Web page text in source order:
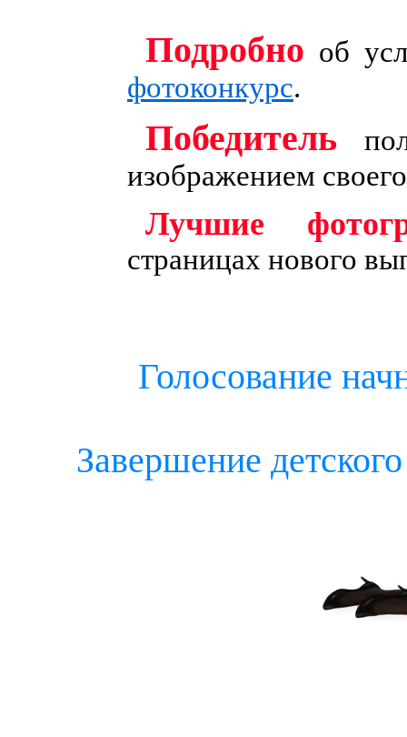
Подробно об
фотоконкурс.
Победитель
изображением
Лучшие
страницах нового
Голосование
Завершение